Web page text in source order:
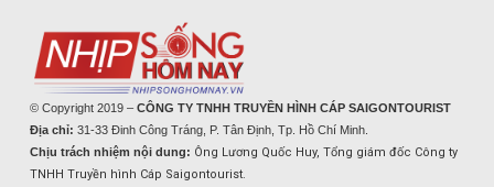
© Copyright 2019 – CÔNG TY TNHH TRUYỀN HÌNH CÁP SAIGONTOURIST
Địa chỉ: 31-33 Đinh Công Tráng, P. Tân Định, Tp. Hồ Chí Minh.
Chịu trách nhiệm nội dung: Ông Lương Quốc Huy, Tổng giám đốc Công ty
TNHH Truyền hình Cáp Saigontourist.